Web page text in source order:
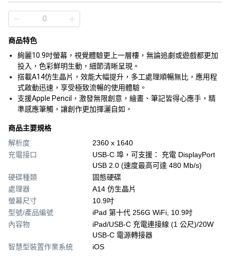
商品特色
絢麗10.9吋螢幕，視覺體驗更上一層樓，無論追劇或遊戲都更加
投入，色彩鮮明生動，細節清晰呈現。
搭載A14仿生晶片，效能大幅提升，多工處理順暢無比，應用程
式啟動迅速，享受極致流暢的使用體驗。
支援Apple Pencil，激發無限創意，繪畫、筆記皆得心應手，精
準感應筆觸，讓創作更加揮灑自如。
商品主要規格
解析度
2360 x 1640
充電接口
USB-C 埠，可支援： 充電 DisplayPort
USB 2.0 (速度最高可達 480 Mb/s)
硬碟種類
固態硬碟
處理器
A14 仿生晶片
螢幕尺寸
10.9吋
型號/產品編號
iPad 第十代 256G WiFi, 10.9吋
內容物
iPad/USB‑C 充電連接線 (1 公尺)/20W
USB‑C 電源轉接器
智慧型裝置作業系統
iOS